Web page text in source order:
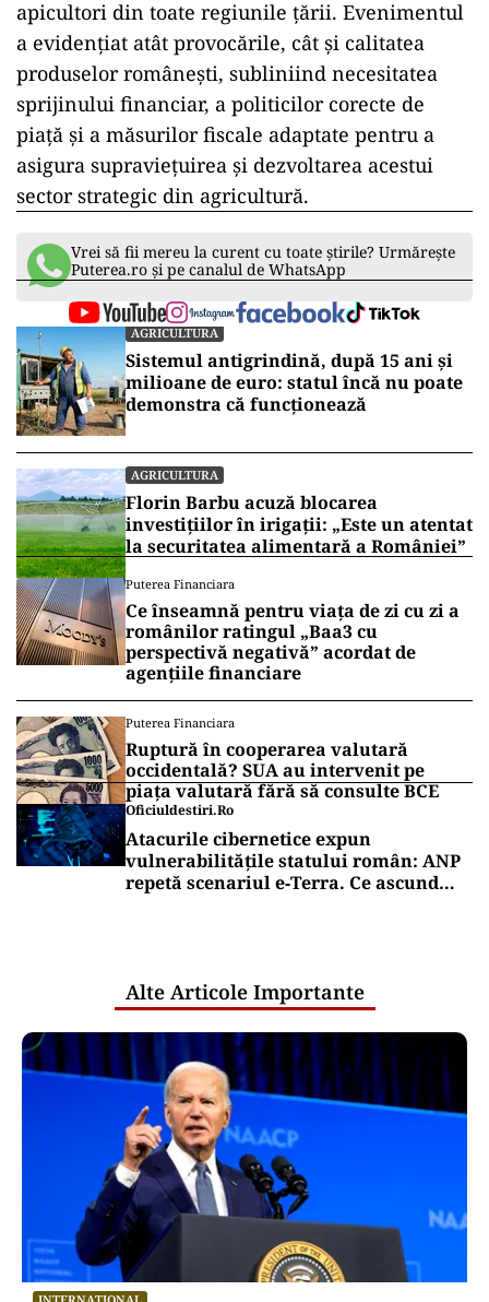
apicultori din toate regiunile țării. Evenimentul
a evidențiat atât provocările, cât și calitatea
produselor românești, subliniind necesitatea
sprijinului financiar, a politicilor corecte de
piață și a măsurilor fiscale adaptate pentru a
asigura supraviețuirea și dezvoltarea acestui
sector strategic din agricultură.
Vrei să fii mereu la curent cu toate știrile? Urmărește
Puterea.ro și pe canalul de WhatsApp
AGRICULTURA
Sistemul antigrindină, după 15 ani și
milioane de euro: statul încă nu poate
demonstra că funcționează
AGRICULTURA
Florin Barbu acuză blocarea
investițiilor în irigații: „Este un atentat
la securitatea alimentară a României”
Puterea Financiara
Ce înseamnă pentru viața de zi cu zi a
românilor ratingul „Baa3 cu
perspectivă negativă” acordat de
agențiile financiare
Puterea Financiara
Ruptură în cooperarea valutară
occidentală? SUA au intervenit pe
piața valutară fără să consulte BCE
Oficiuldestiri.ro
Atacurile cibernetice expun
vulnerabilitățile statului român: ANP
repetă scenariul e‑Terra. Ce ascund
Alte Articole Importante